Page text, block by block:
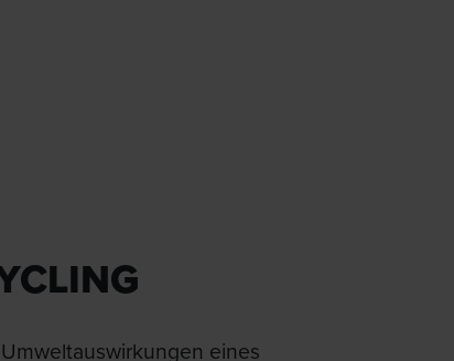
eines